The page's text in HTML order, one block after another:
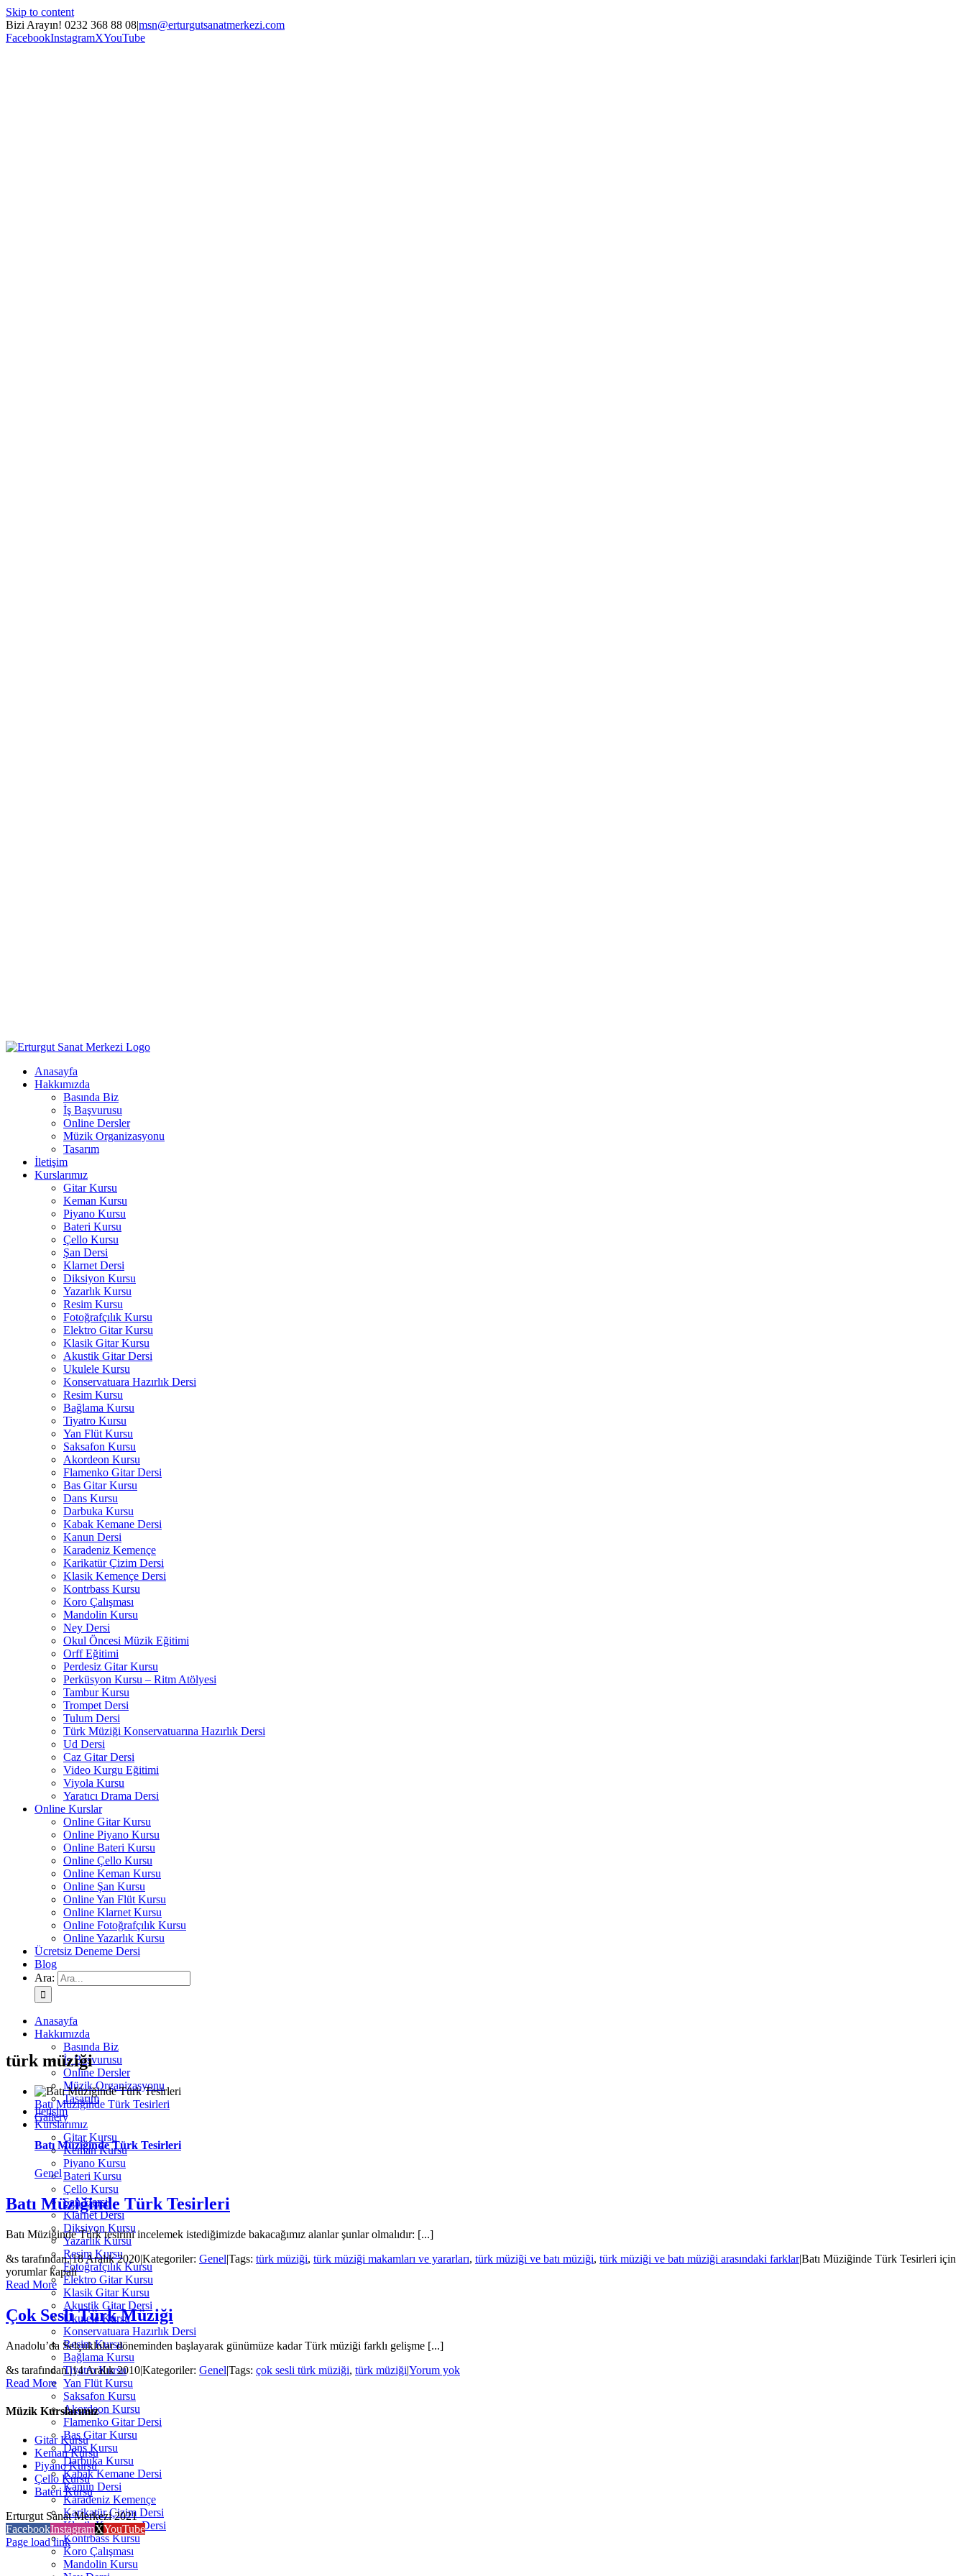
Skip to content
Bizi Arayın! 0232 368 88 08|msn@erturgutsanatmerkezi.com
FacebookInstagramXYouTube
Anasayfa
Hakkımızda
Basında Biz
İş Başvurusu
Online Dersler
Müzik Organizasyonu
Tasarım
İletişim
Kurslarımız
Gitar Kursu
Keman Kursu
Piyano Kursu
Bateri Kursu
Çello Kursu
Şan Dersi
Klarnet Dersi
Diksiyon Kursu
Yazarlık Kursu
Resim Kursu
Fotoğrafçılık Kursu
Elektro Gitar Kursu
Klasik Gitar Kursu
Akustik Gitar Dersi
Ukulele Kursu
Konservatuara Hazırlık Dersi
Resim Kursu
Bağlama Kursu
Tiyatro Kursu
Yan Flüt Kursu
Saksafon Kursu
Akordeon Kursu
Flamenko Gitar Dersi
Bas Gitar Kursu
Dans Kursu
Darbuka Kursu
Kabak Kemane Dersi
Kanun Dersi
Karadeniz Kemençe
Karikatür Çizim Dersi
Klasik Kemençe Dersi
Kontrbass Kursu
Koro Çalışması
Mandolin Kursu
Ney Dersi
Okul Öncesi Müzik Eğitimi
Orff Eğitimi
Perdesiz Gitar Kursu
Perküsyon Kursu – Ritm Atölyesi
Tambur Kursu
Trompet Dersi
Tulum Dersi
Türk Müziği Konservatuarına Hazırlık Dersi
Ud Dersi
Caz Gitar Dersi
Video Kurgu Eğitimi
Viyola Kursu
Yaratıcı Drama Dersi
Online Kurslar
Online Gitar Kursu
Online Piyano Kursu
Online Bateri Kursu
Online Çello Kursu
Online Keman Kursu
Online Şan Kursu
Online Yan Flüt Kursu
Online Klarnet Kursu
Online Fotoğrafçılık Kursu
Online Yazarlık Kursu
Ücretsiz Deneme Dersi
Blog
Ara:
Anasayfa
Hakkımızda
Basında Biz
İş Başvurusu
Online Dersler
Müzik Organizasyonu
Tasarım
İletişim
Kurslarımız
Gitar Kursu
Keman Kursu
Piyano Kursu
Bateri Kursu
Çello Kursu
Şan Dersi
Klarnet Dersi
Diksiyon Kursu
Yazarlık Kursu
Resim Kursu
Fotoğrafçılık Kursu
Elektro Gitar Kursu
Klasik Gitar Kursu
Akustik Gitar Dersi
Ukulele Kursu
Konservatuara Hazırlık Dersi
Resim Kursu
Bağlama Kursu
Tiyatro Kursu
Yan Flüt Kursu
Saksafon Kursu
Akordeon Kursu
Flamenko Gitar Dersi
Bas Gitar Kursu
Dans Kursu
Darbuka Kursu
Kabak Kemane Dersi
Kanun Dersi
Karadeniz Kemençe
Karikatür Çizim Dersi
Klasik Kemençe Dersi
Kontrbass Kursu
Koro Çalışması
Mandolin Kursu
türk müziği
Batı Müziğinde Türk Tesirleri
Gallery
Batı Müziğinde Türk Tesirleri
Genel
Batı Müziğinde Türk Tesirleri
Batı Müziğinde Türk tesirini incelemek istediğimizde bakacağımız alanlar şunlar olmalıdır: [...]
&s tarafından.|18 Aralık 2020|Kategoriler: Genel|Tags: türk müziği, türk müziği makamları ve yararları, türk müziği ve batı müziği, türk müziği ve batı müziği arasındaki farklar|Batı Müziğinde Türk Tesirleri için
yorumlar kapalı
Read More
Çok Sesli Türk Müziği
Anadolu’da Selçuklular döneminden başlayarak günümüze kadar Türk müziği farklı gelişme [...]
&s tarafından.|14 Aralık 2010|Kategoriler: Genel|Tags: çok sesli türk müziği, türk müziği|Yorum yok
Read More
Müzik Kurslarımız
Gitar Kursu
Keman Kursu
Piyano Kursu
Çello Kursu
Bateri Kursu
Erturgut Sanat Merkezi 2021
FacebookInstagramXYouTube
Page load link